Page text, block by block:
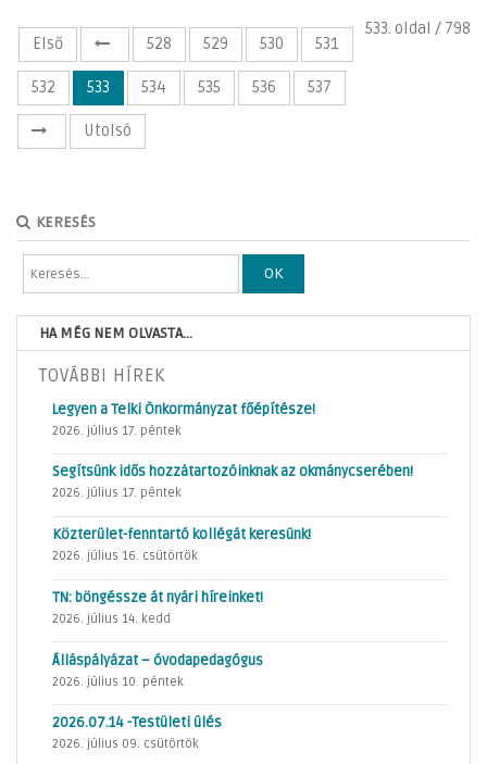
533. oldal / 798
Első
528 529 530 531
532 533 534 535 536 537
Utolsó
KERESÉS
OK
HA MÉG NEM OLVASTA...
TOVÁBBI HÍREK
Legyen a Telki Önkormányzat főépítésze!
2026. július 17. péntek
Segítsünk idős hozzátartozóinknak az okmánycserében!
2026. július 17. péntek
Közterület-fenntartó kollégát keresünk!
2026. július 16. csütörtök
TN: böngéssze át nyári híreinket!
2026. július 14. kedd
Álláspályázat – óvodapedagógus
2026. július 10. péntek
2026.07.14 -Testületi ülés
2026. július 09. csütörtök